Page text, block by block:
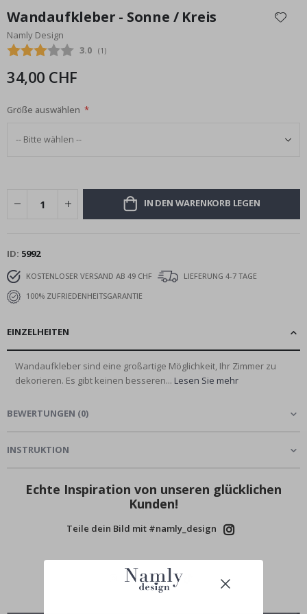
der
Bildgalerie
springen
Wandaufkleber - Sonne / Kreis
Namly Design
Durchschnittliche Bewertung:
3.0 (abgegebene bewertungen:
1 )
34,00 CHF
Größe auswählen
IN DEN WARENKORB LEGEN
ID 5992
KOSTENLOSER VERSAND AB 49 CHF
LIEFERUNG 4-7 TAGE
100% ZUFRIEDENHEITSGARANTIE
EINZELHEITEN
Wandaufkleber sind eine großartige Möglichkeit, Ihr Zimmer zu
dekorieren. Es gibt keinen besseren... Lesen Sie mehr
BEWERTUNGEN (0)
INSTRUKTION
Echte Inspiration von unseren glücklichen
Kunden!
Teile dein Bild mit #namly_design